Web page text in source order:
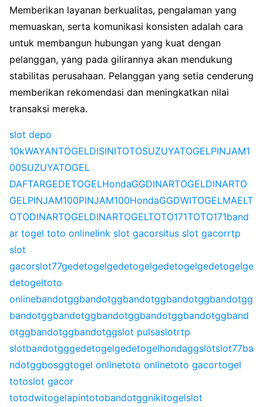
Memberikan layanan berkualitas, pengalaman yang
memuaskan, serta komunikasi konsisten adalah cara
untuk membangun hubungan yang kuat dengan
pelanggan, yang pada gilirannya akan mendukung
stabilitas perusahaan. Pelanggan yang setia cenderung
memberikan rekomendasi dan meningkatkan nilai
transaksi mereka.
slot depo
10kWAYANTOGELDISINITOTOSUZUYATOGELPINJAM1
00SUZUYATOGEL
DAFTARGEDETOGELHondaGGDINARTOGELDINARTO
GELPINJAM100PINJAM100HondaGGDWITOGELMAELT
OTODINARTOGELDINARTOGELTOTO171TOTO171band
ar togel toto onlinelink slot gacorsitus slot gacorrtp
slot
gacorslot77gedetogelgedetogelgedetogelgedetogelge
detogeltoto
onlinebandotggbandotggbandotggbandotggbandotgg
bandotggbandotggbandotggbandotggbandotggband
otggbandotggbandotggslot pulsaslotrtp
slotbandotgggedetogelgedetogelhondaggslotslot77ba
ndotggbosggtogel onlinetoto onlinetoto gacortogel
totoslot gacor
totodwitogelapintotobandotggnikitogelslot